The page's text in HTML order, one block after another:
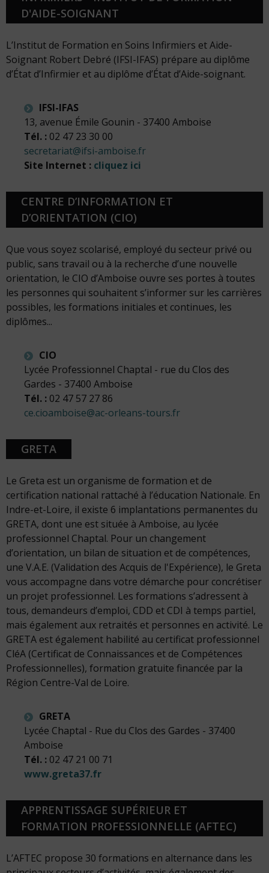
D'AIDE-SOIGNANT
L’Institut de Formation en Soins Infirmiers et Aide-
Soignant Robert Debré (IFSI-IFAS) prépare au diplôme
d’État d’Infirmier et au diplôme d’État d’Aide-soignant.
IFSI-IFAS
13, avenue Émile Gounin - 37400 Amboise
Tél. : 02 47 23 30 00
secretariat@ifsi-amboise.fr
Site Internet : cliquez ici
CENTRE D’INFORMATION ET
D’ORIENTATION (CIO)
Que vous soyez scolarisé, employé du secteur privé ou
public, sans travail ou à la recherche d’une nouvelle
orientation, le CIO d’Amboise ouvre ses portes à toutes
les personnes qui souhaitent s’informer sur les carrières
possibles, les formations initiales et continues, les
diplômes...
CIO
Lycée Professionnel Chaptal - rue du Clos des
Gardes - 37400 Amboise
Tél. : 02 47 57 27 86
ce.cioamboise@ac-orleans-tours.fr
GRETA
Le Greta est un organisme de formation et de
certification national rattaché à l’éducation Nationale. En
Indre-et-Loire, il existe 6 implantations permanentes du
GRETA, dont une est située à Amboise, au lycée
professionnel Chaptal. Pour un changement
d’orientation, un bilan de situation et de compétences,
une V.A.E. (Validation des Acquis de l'Expérience), le Greta
vous accompagne dans votre démarche pour concrétiser
un projet professionnel. Les formations s’adressent à
tous, demandeurs d’emploi, CDD et CDI à temps partiel,
mais également aux retraités et personnes en activité. Le
GRETA est également habilité au certificat professionnel
CléA (Certificat de Connaissances et de Compétences
Professionnelles), formation gratuite financée par la
Région Centre-Val de Loire.
GRETA
Lycée Chaptal - Rue du Clos des Gardes - 37400
Amboise
Tél. : 02 47 21 00 71
www.greta37.fr
APPRENTISSAGE SUPÉRIEUR ET
FORMATION PROFESSIONNELLE (AFTEC)
L’AFTEC propose 30 formations en alternance dans les